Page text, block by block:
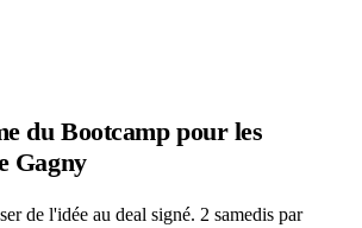
du Bootcamp pour les
Gagny
de l'idée au deal signé. 2 samedis par